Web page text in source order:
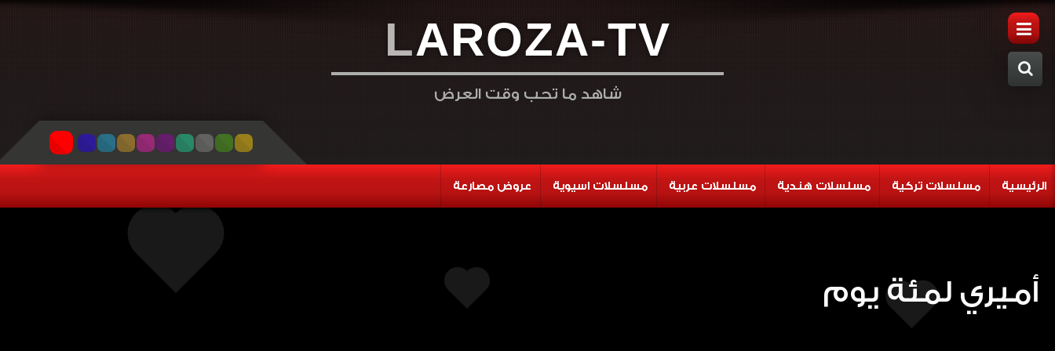
LAROZA-TV
شاهد ما تحب وقت العرض
الرئيسية مسلسلات تركية مسلسلات هندية مسلسلات عربية مسلسلات اسيوية عروض مصارعة
أميري لمئة يوم